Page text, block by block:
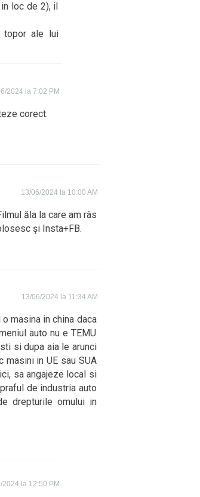
loc de 2), il
topor ale lui
2024 la 7:02 PM
corect.
13/06/2024 la 10:00 AM
ăla la care am râs
și Insta+FB.
13/06/2024 la 11:34 AM
masina in china daca
auto nu e TEMU
si dupa aia le arunci
masini in UE sau SUA
sa angajeze local si
de industria auto
drepturile omului in
2024 la 12:50 PM